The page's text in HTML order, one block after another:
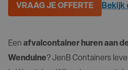
VRAAG JE OFFERTE Bekijk
Een afvalcontainer huren aan
Wenduine? JenB Containers